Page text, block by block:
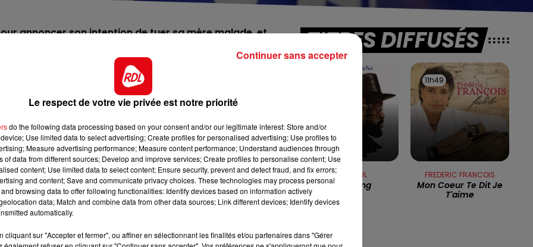
12h00 - 13h00
annoncer son intention de tuer sa mère malade, et
matin à Armentières. Mère et fille, âgées
blessées par balles au domicile de la mère.
1er octobre, a été envoyé aux policiers du commissariat
qu'elle va mettre fin à ses jours, ainsi qu'à ceux de
TITRES DIFFUSÉS
BILLY PAUL
Your Song
11h49
11h49
FREDERIC FRANCOIS
Mon Coeur Te Dit Je
T'aime
Le respect de votre vie privée est notre priorité
do the following data processing based on your consent and/or our legitimate interest: Store and/or
Use limited data to select advertising; Create profiles for personalised advertising; Use profiles to
Measure advertising performance; Measure content performance; Understand audiences through
of data from different sources; Develop and improve services; Create profiles to personalise content; Use
content; Use limited data to select content; Ensure security, prevent and detect fraud, and fix errors;
and content; Save and communicate privacy choices. These technologies may process personal
browsing data to offer following functionalities: Identify devices based on information actively
data; Match and combine data from other data sources; Link different devices; Identify devices
automatically.
cliquant sur "Accepter et fermer", ou affiner en sélectionnant les finalités et/ou partenaires dans "Gérer
Continuer sans accepter